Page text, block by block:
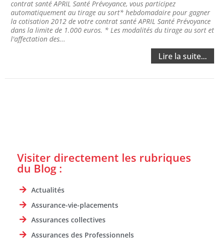
contrat santé APRIL Santé Prévoyance, vous participez
automatiquement au tirage au sort* hebdomadaire pour gagner
la cotisation 2012 de votre contrat santé APRIL Santé Prévoyance
dans la limite de 1.000 euros. * Les modalités du tirage au sort et
l'affectation des...
Lire la suite...
Visiter directement les rubriques
du Blog :
Actualités
Assurance-vie-placements
Assurances collectives
Assurances des Professionnels